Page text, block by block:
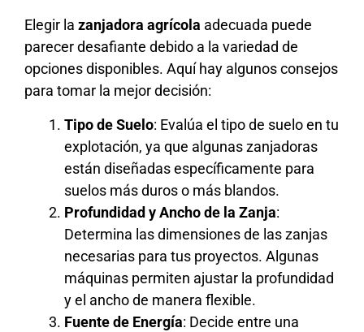
Elegir la zanjadora agrícola adecuada puede
parecer desafiante debido a la variedad de
opciones disponibles. Aquí hay algunos consejos
para tomar la mejor decisión:
Tipo de Suelo: Evalúa el tipo de suelo en tu
explotación, ya que algunas zanjadoras
están diseñadas específicamente para
suelos más duros o más blandos.
Profundidad y Ancho de la Zanja:
Determina las dimensiones de las zanjas
necesarias para tus proyectos. Algunas
máquinas permiten ajustar la profundidad
y el ancho de manera flexible.
Fuente de Energía: Decide entre una